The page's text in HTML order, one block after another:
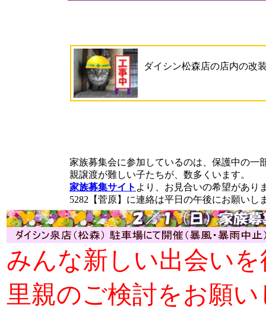
ダイシン松森店の店内の改
家族募集会に参加しているのは、保護中の一
親譲渡が難しい子たちが、数多くいます。
家族募集サイト より、お見合いの希望があり
5282【菅原】に連絡は平日の午後にお願いし
みんな新しい出会い
里親のご検討をお願